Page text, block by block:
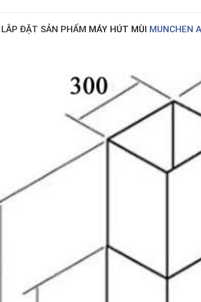
ĐẶT SẢN PHẨM MÁY HÚT MÙI MUNCHEN